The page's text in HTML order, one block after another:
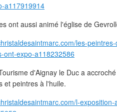
a117919914
ont aussi animé l'église de
les-
ont-expo-a118232586
d'Aignay le Duc a
et peintres à l'huile.
l-